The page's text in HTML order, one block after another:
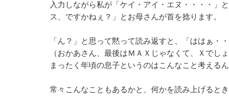
入力しながら私が「ケイ・アイ・エヌ・・・・」
ス、ですかねぇ？」とお母さんが首を捻ります。
「ん？」と思って黙って読み返すと、「ははぁ・
（おかあさん、最後はＭＡＸじゃなくて、Ｘでし
まったく年頃の息子というのはこんなこと考えるん
常々こんなこともあるかと、何かを読み上げると